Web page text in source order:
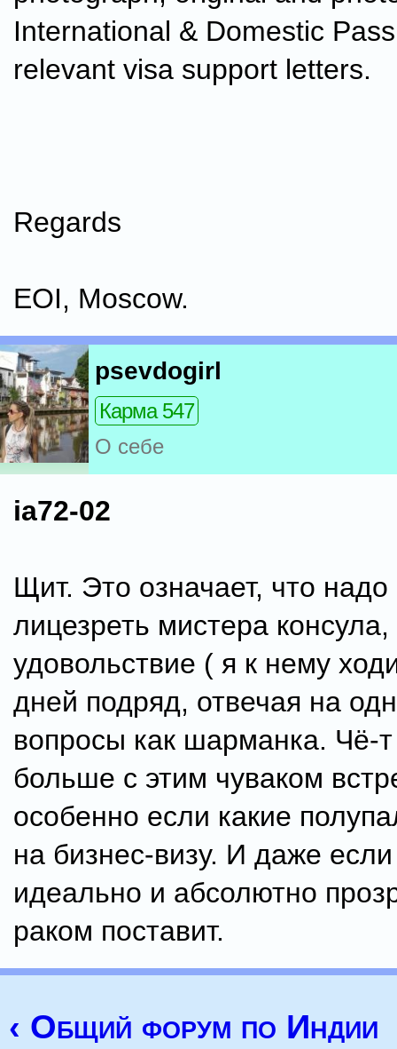
International & Domestic
relevant visa support letters.
Regards
EOI, Moscow.
psevdogirl
Карма 547
О себе
ia72-02
Щит. Это означает, что надо
лицезреть мистера
удовольствие ( я к нему
дней подряд, отвечая на
вопросы как шарманка. Чё-т
больше с этим чуваком
особенно если какие
на бизнес-визу. И даже
идеально и абсолютно
раком поставит.
‹ Общий форум по Индии